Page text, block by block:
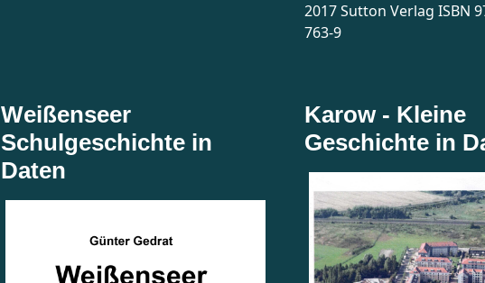
2017 Sutton Verlag ISBN
763-9
Weißenseer
Schulgeschichte in
Daten
Karow - Kleine
Geschichte in